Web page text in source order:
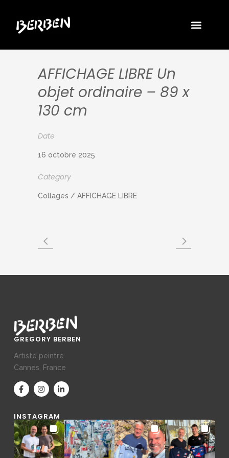
AFFICHAGE LIBRE Un
objet ordinaire – 89 x
130 cm
Date
16 octobre 2025
Category
Collages / AFFICHAGE LIBRE
GREGORY BERBEN
Artiste peintre
Cannes, France
INSTAGRAM